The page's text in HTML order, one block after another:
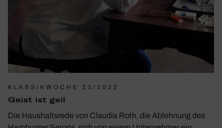
KLASSIKWOCHE 23/2022
Geist ist geil
Die Haushaltsrede von Claudia Roth, die Ablehnung des